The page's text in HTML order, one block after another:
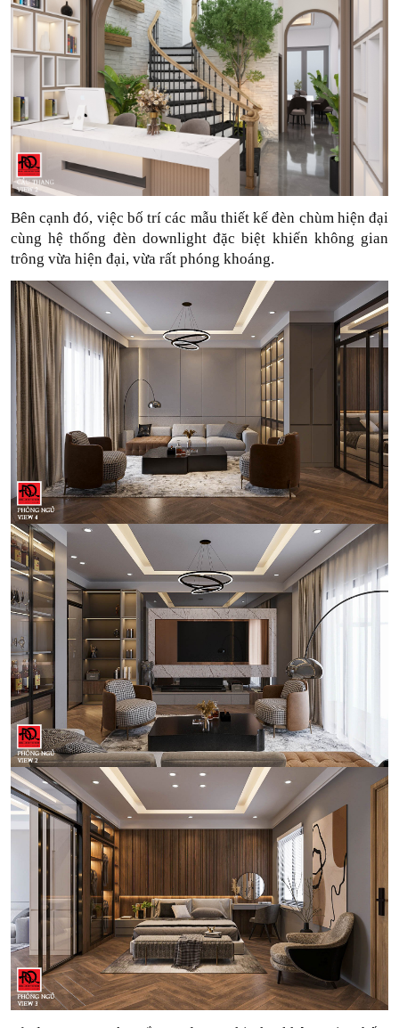
Bên cạnh đó, việc bố trí các mẫu thiết kế đèn chùm hiện đại
cùng hệ thống đèn downlight đặc biệt khiến không gian
trông vừa hiện đại, vừa rất phóng khoáng.